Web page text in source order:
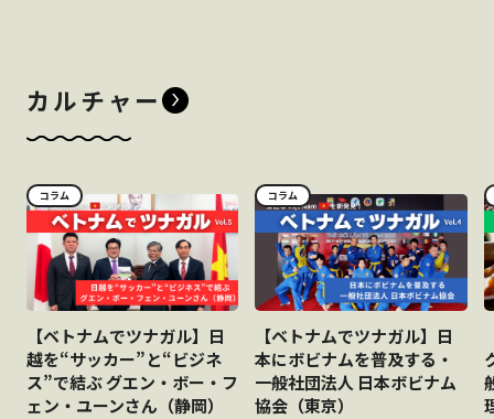
カルチャー
コラム
【ベトナムでツナガル】日
越を“サッカー”と“ビジネ
ス”で結ぶ グエン・ボー・フ
ェン・ユーンさん（静岡）
コラム
【ベトナムでツナガル】日
本にボビナムを普及する・
一般社団法人 日本ボビナム
協会（東京）